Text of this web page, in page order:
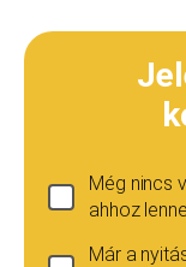
Még nincs
ahhoz
Már a